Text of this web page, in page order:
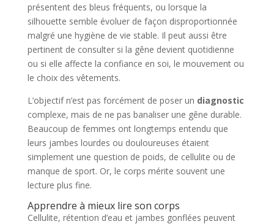
présentent des bleus fréquents, ou lorsque la
silhouette semble évoluer de façon disproportionnée
malgré une hygiène de vie stable. Il peut aussi être
pertinent de consulter si la gêne devient quotidienne
ou si elle affecte la confiance en soi, le mouvement ou
le choix des vêtements.
L’objectif n’est pas forcément de poser un diagnostic
complexe, mais de ne pas banaliser une gêne durable.
Beaucoup de femmes ont longtemps entendu que
leurs jambes lourdes ou douloureuses étaient
simplement une question de poids, de cellulite ou de
manque de sport. Or, le corps mérite souvent une
lecture plus fine.
Apprendre à mieux lire son corps
Cellulite, rétention d’eau et jambes gonflées peuvent